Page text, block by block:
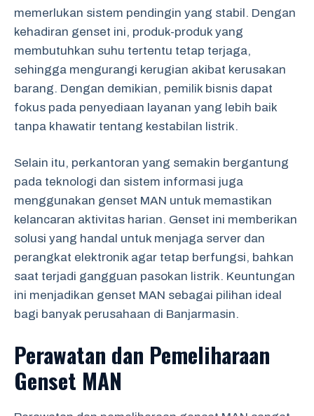
memerlukan sistem pendingin yang stabil. Dengan
kehadiran genset ini, produk-produk yang
membutuhkan suhu tertentu tetap terjaga,
sehingga mengurangi kerugian akibat kerusakan
barang. Dengan demikian, pemilik bisnis dapat
fokus pada penyediaan layanan yang lebih baik
tanpa khawatir tentang kestabilan listrik.
Selain itu, perkantoran yang semakin bergantung
pada teknologi dan sistem informasi juga
menggunakan genset MAN untuk memastikan
kelancaran aktivitas harian. Genset ini memberikan
solusi yang handal untuk menjaga server dan
perangkat elektronik agar tetap berfungsi, bahkan
saat terjadi gangguan pasokan listrik. Keuntungan
ini menjadikan genset MAN sebagai pilihan ideal
bagi banyak perusahaan di Banjarmasin.
Perawatan dan Pemeliharaan
Genset MAN